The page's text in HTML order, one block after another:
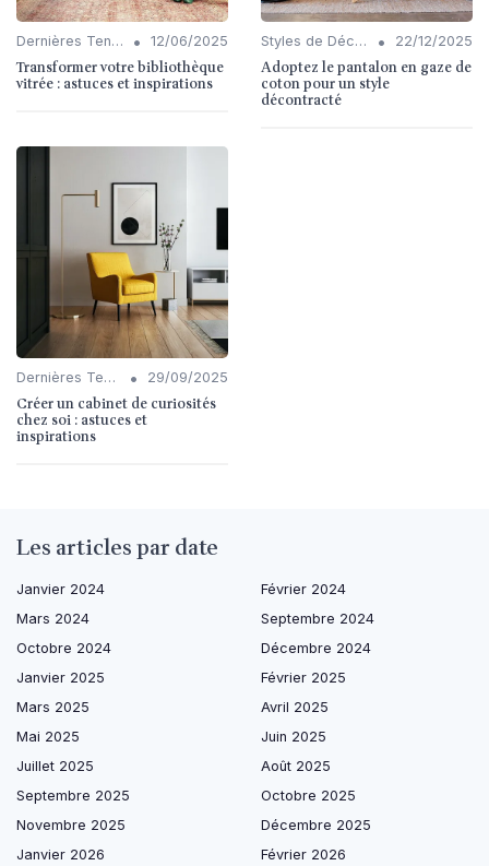
Dernières Tendances en Décoration • 12/06/2025
Transformer votre bibliothèque
vitrée : astuces et inspirations
Styles de Décoration Intérieure • 22/12/2025
Adoptez le pantalon en gaze de
coton pour un style
décontracté
Dernières Tendances en Décoration • 29/09/2025
Créer un cabinet de curiosités
chez soi : astuces et
inspirations
Les articles par date
Janvier 2024
Février 2024
Mars 2024
Septembre 2024
Octobre 2024
Décembre 2024
Janvier 2025
Février 2025
Mars 2025
Avril 2025
Mai 2025
Juin 2025
Juillet 2025
Août 2025
Septembre 2025
Octobre 2025
Novembre 2025
Décembre 2025
Janvier 2026
Février 2026